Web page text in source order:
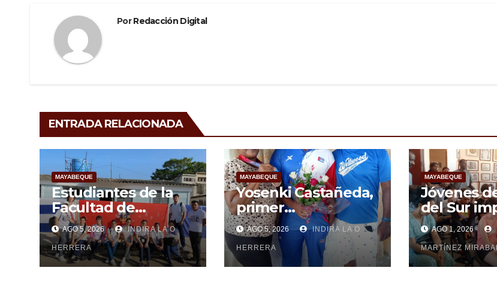
PorRedacción Digital
ENTRADA RELACIONADA
MAYABEQUE
Estudiantes de la
Facultad de
Ciencias Médicas de
Mayabeque realizan
pesquisa
AGO 5, 2026 INDIRA LA O
HERRERA
MAYABEQUE
Yosenki Castañeda,
primer
mayabequense en
subir al podio
centroamericano
AGO 5, 2026 INDIRA LA O
HERRERA
MAYABEQUE
Jóvenes de Melena
del Sur
arte
AGO 1, 2026
MARTÍNEZ